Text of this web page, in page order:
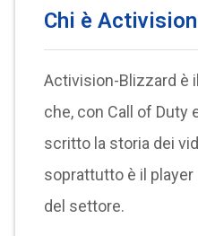
Chi è
Activision-Blizzard è
che, con Call of Duty
scritto la storia dei
soprattutto è il
del settore.